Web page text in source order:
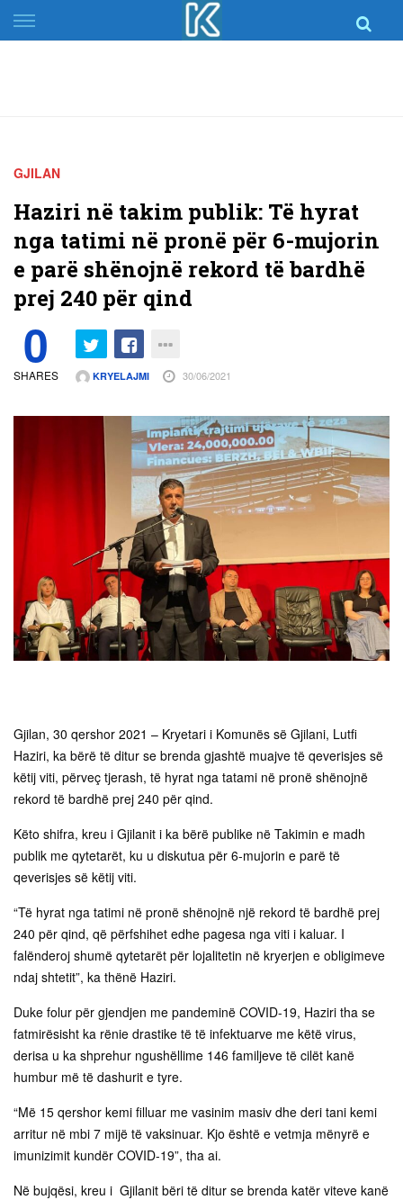
Skip
to
GJILAN
Haziri në takim publik: Të hyrat
nga tatimi në pronë për 6-mujorin
e parë shënojnë rekord të bardhë
prej 240 për qind
0
SHARES KRYELAJMI 30/06/2021
Gjilan, 30 qershor 2021 – Kryetari i Komunës së Gjilani, Lutfi
Haziri, ka bërë të ditur se brenda gjashtë muajve të qeverisjes së
këtij viti, përveç tjerash, të hyrat nga tatami në pronë shënojnë
rekord të bardhë prej 240 për qind.
Këto shifra, kreu i Gjilanit i ka bërë publike në Takimin e madh
publik me qytetarët, ku u diskutua për 6-mujorin e parë të
qeverisjes së këtij viti.
“Të hyrat nga tatimi në pronë shënojnë një rekord të bardhë prej
240 për qind, që përfshihet edhe pagesa nga viti i kaluar. I
falënderoj shumë qytetarët për lojalitetin në kryerjen e obligimeve
ndaj shtetit”, ka thënë Haziri.
Duke folur për gjendjen me pandeminë COVID-19, Haziri tha se
fatmirësisht ka rënie drastike të të infektuarve me këtë virus,
derisa u ka shprehur ngushëllime 146 familjeve të cilët kanë
humbur më të dashurit e tyre.
“Më 15 qershor kemi filluar me vasinim masiv dhe deri tani kemi
arritur në mbi 7 mijë të vaksinuar. Kjo është e vetmja mënyrë e
imunizimit kundër COVID-19”, tha ai.
Në bujqësi, kreu i Gjilanit bëri të ditur se brenda katër viteve kanë